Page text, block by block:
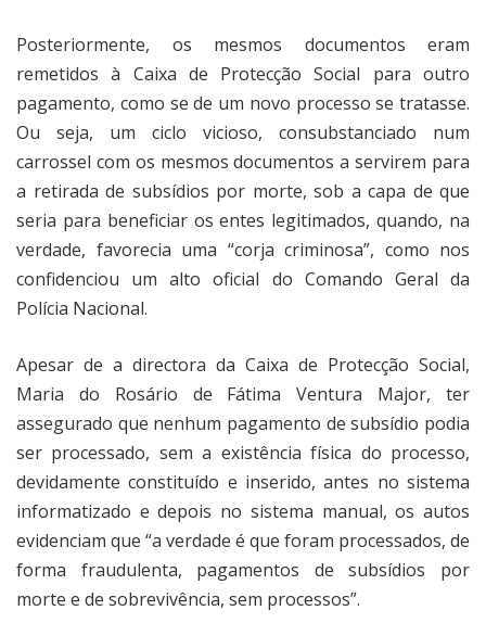
Posteriormente, os mesmos documentos eram
remetidos à Caixa de Protecção Social para outro
pagamento, como se de um novo processo se tratasse.
Ou seja, um ciclo vicioso, consubstanciado num
carrossel com os mesmos documentos a servirem para
a retirada de subsídios por morte, sob a capa de que
seria para beneficiar os entes legitimados, quando, na
verdade, favorecia uma “corja criminosa”, como nos
confidenciou um alto oficial do Comando Geral da
Polícia Nacional.
Apesar de a directora da Caixa de Protecção Social,
Maria do Rosário de Fátima Ventura Major, ter
assegurado que nenhum pagamento de subsídio podia
ser processado, sem a existência física do processo,
devidamente constituído e inserido, antes no sistema
informatizado e depois no sistema manual, os autos
evidenciam que “a verdade é que foram processados, de
forma fraudulenta, pagamentos de subsídios por
morte e de sobrevivência, sem processos”.